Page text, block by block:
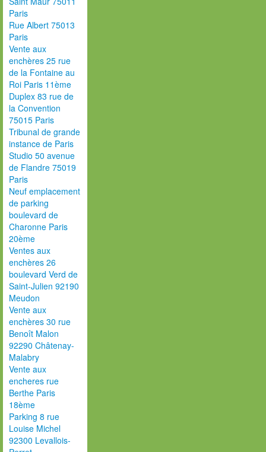
Paris
Rue Albert 75013
Paris
Vente aux
enchères 25 rue
de la Fontaine au
Roi Paris 11ème
Duplex 83 rue de
la Convention
75015 Paris
Tribunal de grande
instance de Paris
Studio 50 avenue
de Flandre 75019
Paris
Neuf emplacement
de parking
boulevard de
Charonne Paris
20ème
Ventes aux
enchères 26
boulevard Verd de
Saint-Julien 92190
Meudon
Vente aux
enchères 30 rue
Benoît Malon
92290 Châtenay-
Malabry
Vente aux
encheres rue
Berthe Paris
18ème
Parking 8 rue
Louise Michel
92300 Levallois-